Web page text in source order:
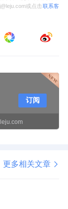
或点击联系客
订阅
更多相关文章